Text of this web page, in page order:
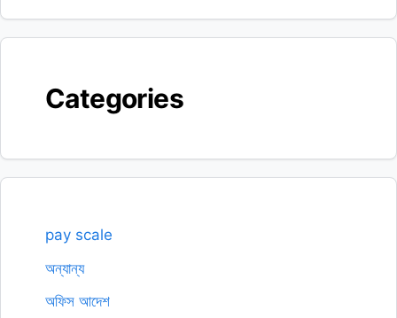
Categories
pay scale
অন্যান্য
অফিস আদেশ